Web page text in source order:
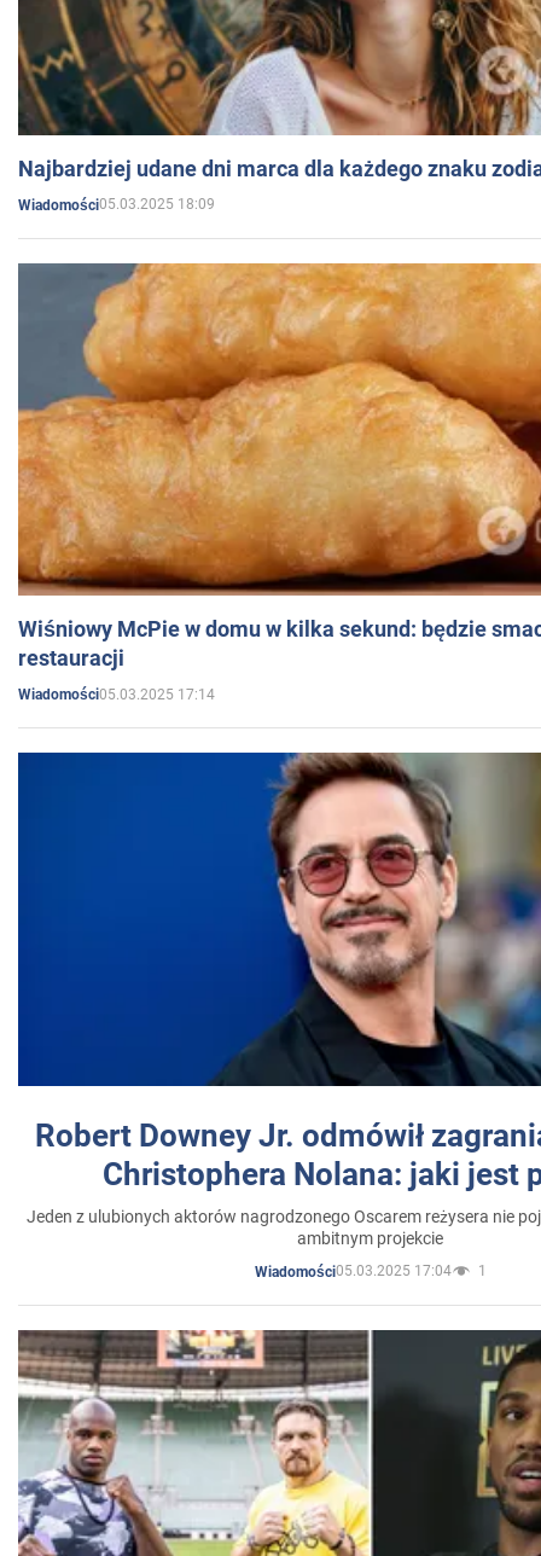
Najbardziej udane dni marca dla każdego znaku
Wiadomości05.03.2025 18:09
Wiśniowy McPie w domu w kilka sekund: będzie
restauracji
Wiadomości05.03.2025 17:14
Robert Downey Jr. odmówił
Christophera Nolana: jaki jest
Jeden z ulubionych aktorów nagrodzonego Oscarem reżysera nie
ambitnym projekcie
Wiadomości05.03.2025 17:04 1